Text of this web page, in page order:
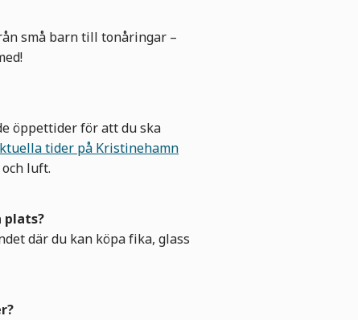
små barn till tonåringar –
öppettider för att du ska
tider på Kristinehamn
luft.
plats?
där du kan köpa fika, glass